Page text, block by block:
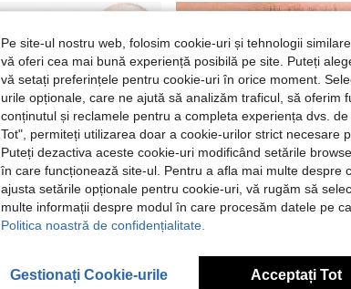
Pe site-ul nostru web, folosim cookie-uri și tehnologii
vă oferi cea mai bună experiență posibilă pe site. Puteți
vă setați preferințele pentru cookie-uri în orice moment.
urile opționale, care ne ajută să analizăm traficul, să oferim
conținutul și reclamele pentru a completa experiența dvs.
Tot", permiteți utilizarea doar a cookie-urilor strict necesare
Puteți dezactiva aceste cookie-uri modificând setările
în care funcționează site-ul. Pentru a afla mai multe despre
ajusta setările opționale pentru cookie-uri, vă rugăm să
multe informații despre modul în care procesăm datele pe
Politica noastră de confidențialitate.
Gestionați Cookie-urile Acceptați Tot